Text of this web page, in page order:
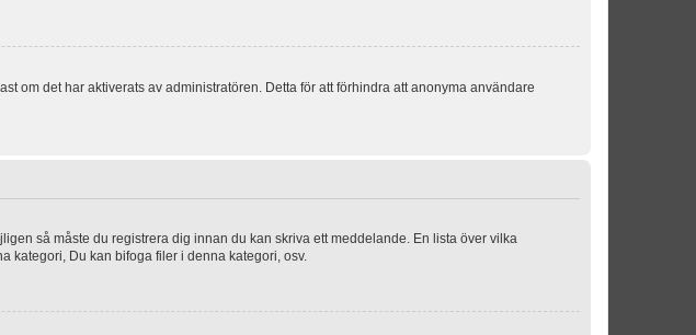
om det har aktiverats av administratören. Detta för att förhindra att anonyma användare
så måste du registrera dig innan du kan skriva ett meddelande. En lista över vilka
kategori, Du kan bifoga filer i denna kategori, osv.